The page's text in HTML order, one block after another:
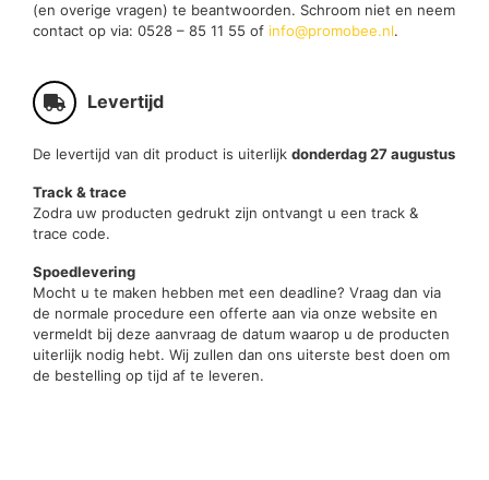
(en overige vragen) te beantwoorden. Schroom niet en neem
contact op via: 0528 – 85 11 55 of info@promobee.nl.
Levertijd
De levertijd van dit product is uiterlijk donderdag 27 augustus
Track & trace
Zodra uw producten gedrukt zijn ontvangt u een track &
trace code.
Spoedlevering
Mocht u te maken hebben met een deadline? Vraag dan via
de normale procedure een offerte aan via onze website en
vermeldt bij deze aanvraag de datum waarop u de producten
uiterlijk nodig hebt. Wij zullen dan ons uiterste best doen om
de bestelling op tijd af te leveren.